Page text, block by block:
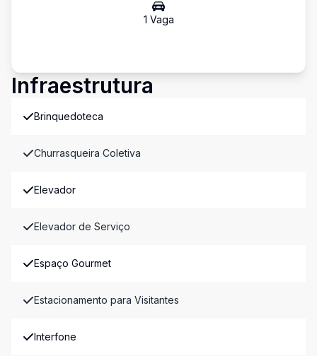
1 Vaga
Infraestrutura
Brinquedoteca
Churrasqueira Coletiva
Elevador
Elevador de Serviço
Espaço Gourmet
Estacionamento para Visitantes
Interfone